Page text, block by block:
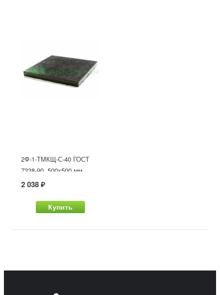
2Ф-1-ТМКЩ-С-40 ГОСТ
7338-90, 500x500 мм
2 038 ₽
Купить